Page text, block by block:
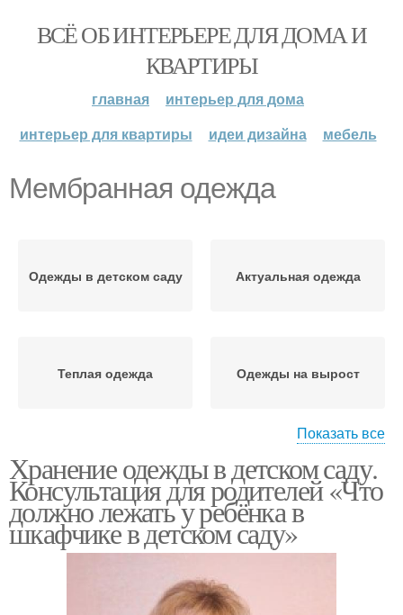
ВСЁ ОБ ИНТЕРЬЕРЕ ДЛЯ ДОМА И
КВАРТИРЫ
главная
интерьер для дома
интерьер для квартиры
идеи дизайна мебель
Мембранная одежда
Одежды в детском саду Актуальная одежда
Теплая одежда Одежды на вырост
Детская одежда
Показать все
Хранение одежды в детском саду.
Консультация для родителей «Что
должно лежать у ребёнка в
шкафчике в детском саду»